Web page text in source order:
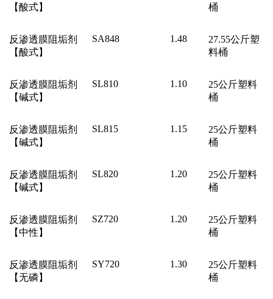
【酸式】
桶
反渗透膜阻垢剂
【酸式】
SA848 1.48 27.55公斤塑
料桶
反渗透膜阻垢剂
【碱式】
SL810 1.10 25公斤塑料
桶
反渗透膜阻垢剂
【碱式】
SL815 1.15 25公斤塑料
桶
反渗透膜阻垢剂
【碱式】
SL820 1.20 25公斤塑料
桶
反渗透膜阻垢剂
【中性】
SZ720 1.20 25公斤塑料
桶
反渗透膜阻垢剂
【无磷】
SY720 1.30 25公斤塑料
桶